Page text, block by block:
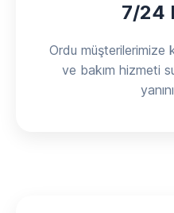
7/24
Ordu
ve bakım hizmeti